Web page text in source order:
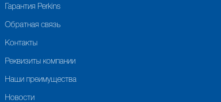
Гарантия Perkins
Обратная связь
Контакты
Реквизиты компании
Наши преимущества
Новости